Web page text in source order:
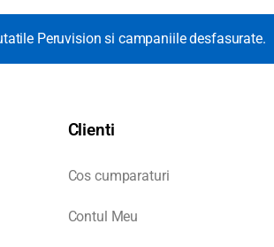
Peruvision si campaniile desfasurate.
Clienti
Cos cumparaturi
Contul Meu